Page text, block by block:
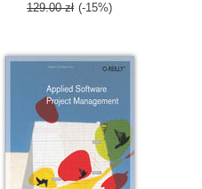
129.00 zł (-15%)